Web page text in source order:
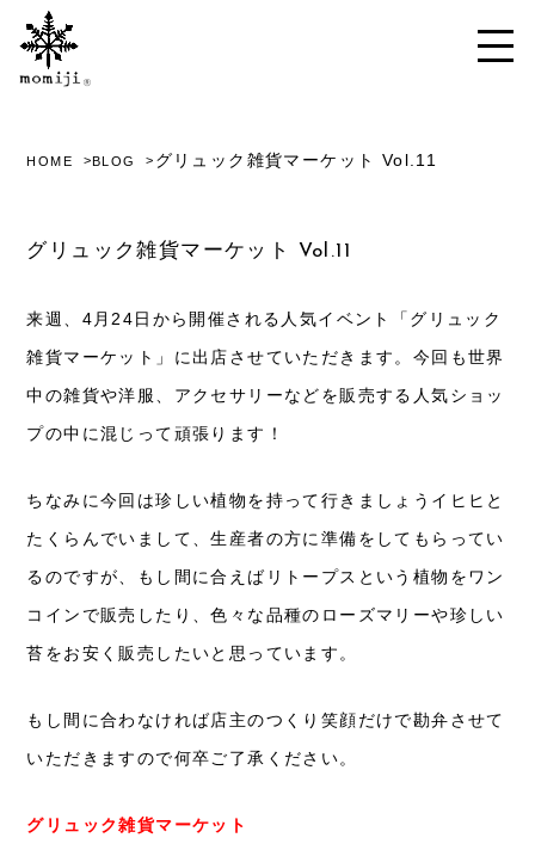
HOME BLOG グリュック雑貨マーケット Vol.11
グリュック雑貨マーケット Vol.11
来週、4月24日から開催される人気イベント「グリュック
雑貨マーケット」に出店させていただきます。今回も世界
中の雑貨や洋服、アクセサリーなどを販売する人気ショッ
プの中に混じって頑張ります！
ちなみに今回は珍しい植物を持って行きましょうイヒヒと
たくらんでいまして、生産者の方に準備をしてもらってい
るのですが、もし間に合えばリトープスという植物をワン
コインで販売したり、色々な品種のローズマリーや珍しい
苔をお安く販売したいと思っています。
もし間に合わなければ店主のつくり笑顔だけで勘弁させて
いただきますので何卒ご了承ください。
グリュック雑貨マーケット